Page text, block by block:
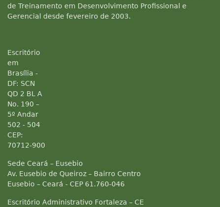
de Treinamento em Desenvolvimento Profissional e
Gerencial desde fevereiro de 2003.
Escritório
em
Brasília -
DF: SCN
QD 2 BL A
No. 190 –
5º Andar
502 - 504
CEP:
70712-900
Sede Ceará – Eusebio
Av. Eusebio de Queiroz – Bairro Centro
Eusebio – Ceará - CEP 61.760-046
Escritório Administrativo Fortaleza – CE